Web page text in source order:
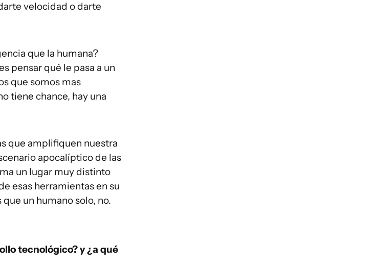
velocidad o darte
que la humana?
pensar qué le pasa a un
que somos mas
tiene chance, hay una
que amplifiquen nuestra
apocalíptico de las
un lugar muy distinto
esas herramientas en su
un humano solo, no.
tecnológico? y ¿a qué